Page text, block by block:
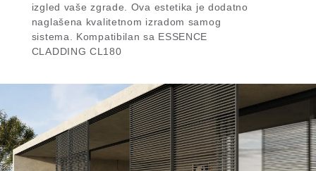
izgled vaše zgrade. Ova estetika je dodatno
naglašena kvalitetnom izradom samog
sistema. Kompatibilan sa ESSENCE
CLADDING CL180